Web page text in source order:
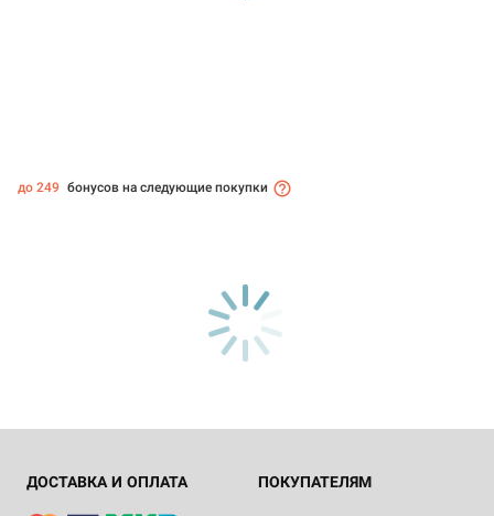
до 249 бонусов на следующие покупки
ДОСТАВКА И ОПЛАТА ПОКУПАТЕЛЯМ